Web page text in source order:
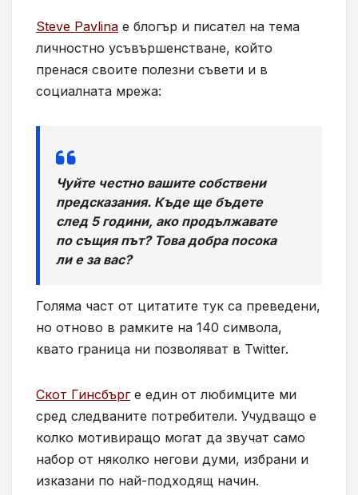
Steve Pavlina е блогър и писател на тема
личностно усъвършенстване, който
пренася своите полезни съвети и в
социалната мрежа:
Чуйте честно вашите собствени
предсказания. Къде ще бъдете
след 5 години, ако продължавате
по същия път? Това добра посока
ли е за вас?
Голяма част от цитатите тук са преведени,
но отново в рамките на 140 символа,
квато граница ни позволяват в Twitter.
Скот Гинсбърге един от любимците ми
сред следваните потребители. Учудващо е
колко мотивиращо могат да звучат само
набор от няколко негови думи, избрани и
изказани по най-подходящ начин.